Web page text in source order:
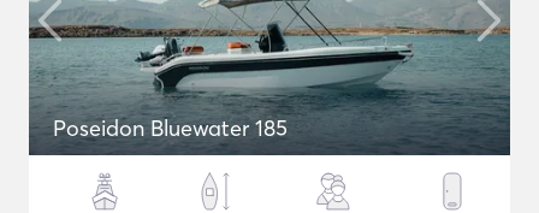
Poseidon Bluewater 185